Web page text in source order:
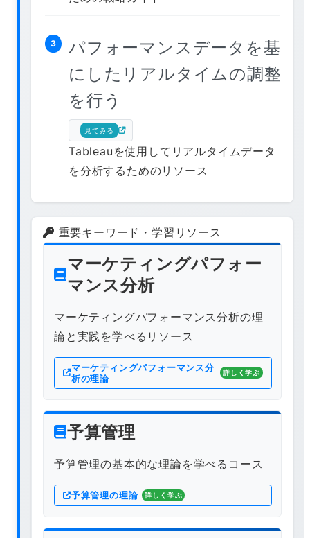
3
パフォーマンスデータを基
にしたリアルタイムの調整
を行う
見てみる
Tableauを使用してリアルタイムデータ
を分析するためのリソース
重要キーワード・学習リソース
マーケティングパフォー
マンス分析
マーケティングパフォーマンス分析の理
論と実践を学べるリソース
マーケティングパフォーマンス分
析の理論
詳しく学ぶ
予算管理
予算管理の基本的な理論を学べるコース
予算管理の理論 詳しく学ぶ